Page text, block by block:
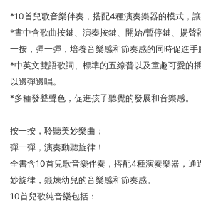
*10首兒歌音樂伴奏，搭配4種演奏樂器的模式，讓
*書中含歌曲按鍵、演奏按鍵、開始/暫停鍵、揚聲
一按，彈一彈，培養音樂感和節奏感的同時促進手
*中英文雙語歌詞、標準的五線普以及童趣可愛的
以邊彈邊唱。
*多種發聲聲色，促進孩子聽覺的發展和音樂感。
按一按，聆聽美妙樂曲；
彈一彈，演奏動聽旋律！
全書含10首兒歌音樂伴奏，搭配4種演奏樂器，通
妙旋律，鍛煉幼兒的音樂感和節奏感。
10首兒歌純音樂包括：